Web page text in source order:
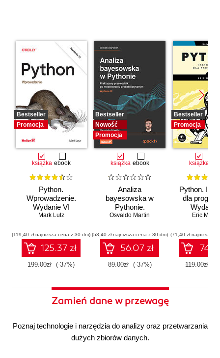
Bestseller
Promocja
książka ebook
Python.
Wprowadzenie.
Wydanie VI
Mark Lutz
(119,40 zł najniższa cena z 30 dni)
125.37 zł
199.00zł (-37%)
Bestseller
Nowość
Promocja
książka ebook
Analiza
bayesowska w
Pythonie.
Praktyczny
modelowaniu
probabilistycznym.
Wydanie III
Osvaldo Martin
(53,40 zł najniższa cena z 30 dni)
56.07 zł
89.00zł (-37%)
Bestseller
Promocja
książka
Python.
dla
Wydanie
Eric
(71,40 zł najniższa
119.00zł
Zamień dane w przewagę
Poznaj technologie i narzędzia do analizy oraz przetwarzania
dużych zbiorów danych.